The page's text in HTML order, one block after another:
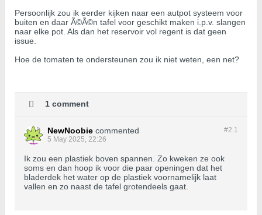
Persoonlijk zou ik eerder kijken naar een autpot systeem voor
buiten en daar Ã©Ã©n tafel voor geschikt maken i.p.v. slangen
naar elke pot. Als dan het reservoir vol regent is dat geen
issue.
Hoe de tomaten te ondersteunen zou ik niet weten, een net?
1 comment
#2.1
NewNoobie commented
5 May 2025, 22:26
Ik zou een plastiek boven spannen. Zo kweken ze ook
soms en dan hoop ik voor die paar openingen dat het
bladerdek het water op de plastiek voornamelijk laat
vallen en zo naast de tafel grotendeels gaat.